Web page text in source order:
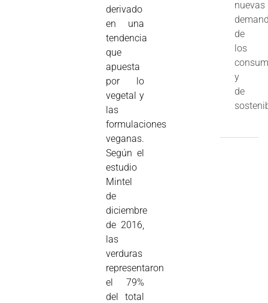
derivado
en una
tendencia
que
apuesta
por lo
vegetal y
las
formulaciones
veganas.
Según el
estudio
Mintel
de
diciembre
de 2016,
las
verduras
representaron
el 79%
del total
nuevas
de
los
y
de